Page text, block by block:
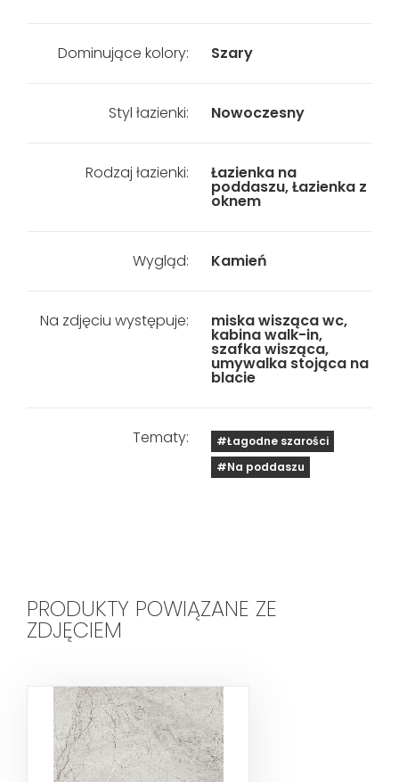
Dominujące kolory: Szary
Styl łazienki: Nowoczesny
Rodzaj łazienki: Łazienka na
poddaszu, Łazienka z
oknem
Wygląd: Kamień
Na zdjęciu występuje: miska wisząca wc,
kabina walk-in,
szafka wisząca,
umywalka stojąca na
blacie
Tematy:
#Łagodne szarości
#Na poddaszu
PRODUKTY POWIĄZANE ZE
ZDJĘCIEM